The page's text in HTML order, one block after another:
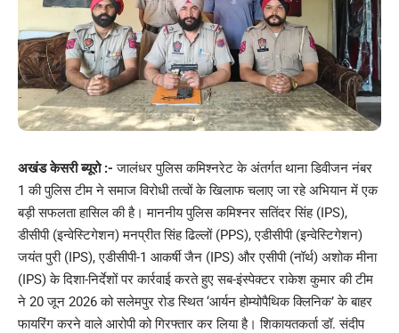
अखंड केसरी ब्यूरो :- जालंधर पुलिस कमिश्नरेट के अंतर्गत थाना डिवीजन नंबर
1 की पुलिस टीम ने समाज विरोधी तत्वों के खिलाफ चलाए जा रहे अभियान में एक
बड़ी सफलता हासिल की है। माननीय पुलिस कमिश्नर सतिंदर सिंह (IPS),
डीसीपी (इन्वेस्टिगेशन) मनप्रीत सिंह ढिल्लों (PPS), एडीसीपी (इन्वेस्टिगेशन)
जयंत पुरी (IPS), एडीसीपी-1 आकर्षी जैन (IPS) और एसीपी (नॉर्थ) अशोक मीना
(IPS) के दिशा-निर्देशों पर कार्रवाई करते हुए सब-इंस्पेक्टर राकेश कुमार की टीम
ने 20 जून 2026 को सलेमपुर रोड स्थित ‘आर्यन होम्योपैथिक क्लिनिक’ के बाहर
फायरिंग करने वाले आरोपी को गिरफ्तार कर लिया है। शिकायतकर्ता डॉ. संदीप